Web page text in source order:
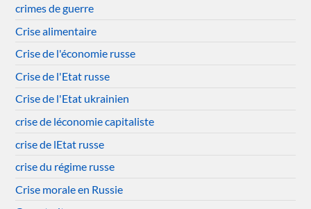
crimes de guerre
Crise alimentaire
Crise de l'économie russe
Crise de l'Etat russe
Crise de l'Etat ukrainien
crise de léconomie capitaliste
crise de lEtat russe
crise du régime russe
Crise morale en Russie